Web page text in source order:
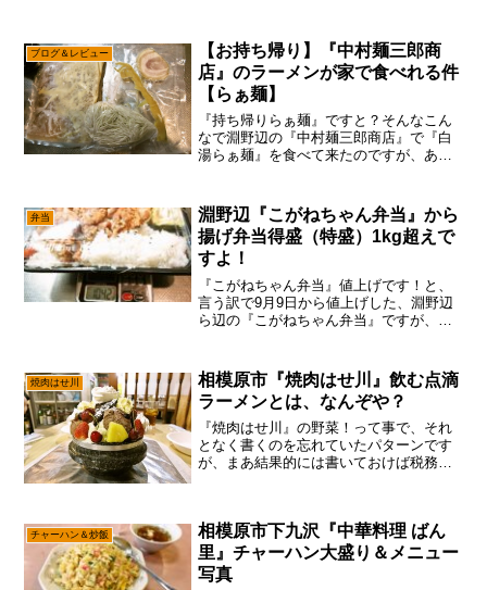
ブログ＆レビュー
【お持ち帰り】『中村麺三郎商
店』のラーメンが家で食べれる件
【らぁ麺】
『持ち帰りらぁ麺』ですと？そんなこん
なで淵野辺の『中村麺三郎商店』で『白
湯らぁ麺』を食べて来たのですが、あえ
訳ですよ。ちなみに今現在は『醤油らぁ
麺』と『白湯らぁ麺』（ど...
弁当
淵野辺『こがねちゃん弁当』から
揚げ弁当得盛（特盛）1kg超えで
すよ！
『こがねちゃん弁当』値上げです！と、
言う訳で9月9日から値上げした、淵野辺
ら辺の『こがねちゃん弁当』ですが、あ
ので、そこら辺は仕方ないぞ～って。確
かに今までず～と値上げして...
焼肉はせ川
相模原市『焼肉はせ川』飲む点滴
ラーメンとは、なんぞや？
『焼肉はせ川』の野菜！って事で、それ
となく書くのを忘れていたパターンです
が、まあ結果的には書いておけば税務上
本当はナウな記事を書くの...
チャーハン＆炒飯
相模原市下九沢『中華料理 ばん
里』チャーハン大盛り＆メニュー
写真